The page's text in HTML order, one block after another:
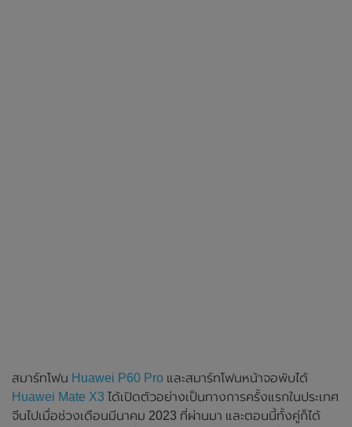
สมาร์ทโฟน Huawei P60 Pro และสมาร์ทโฟนหน้าจอพับได้
Huawei Mate X3 ได้เปิดตัวอย่างเป็นทางการครั้งแรกในประเทศ
จีนไปเมื่อช่วงเดือนมีนาคม 2023 ที่ผ่านมา และตอนนี้ทั้งคู่ก็ได้